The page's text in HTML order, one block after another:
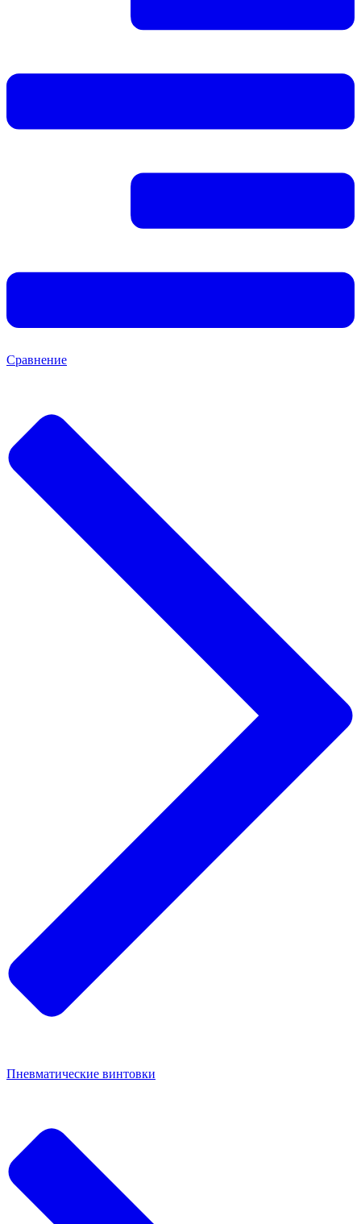
Сравнение
Пневматические винтовки